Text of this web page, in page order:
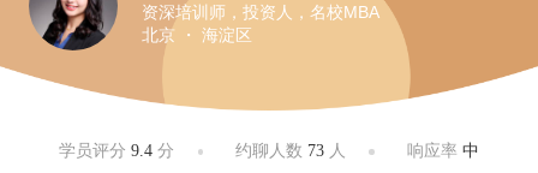
资深培训师，投资人，名校MBA
北京 ・ 海淀区
学员评分9.4 分 约聊人数 73人 响应率 中